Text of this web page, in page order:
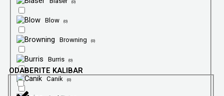
(0)
Blow (0)
Browning (0)
Burris (0)
Canik (0)
ODABERITE KALIBAR